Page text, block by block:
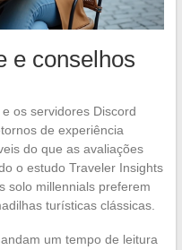
e conselhos
os servidores Discord
de experiência
do que as avaliações
o estudo Traveler Insights
solo millennials preferem
turísticas clássicas.
um tempo de leitura